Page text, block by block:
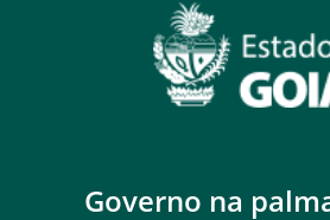
Governo na